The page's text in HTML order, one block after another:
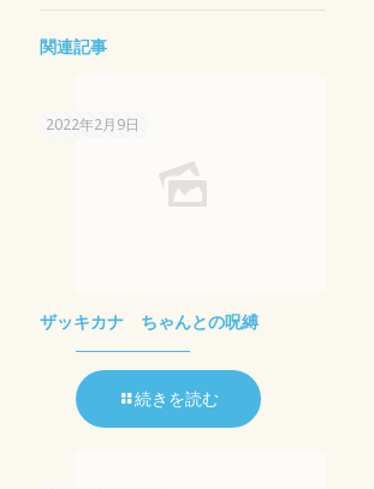
関連記事
2022年2月9日
ザッキカナ ちゃんとの呪縛
続きを読む